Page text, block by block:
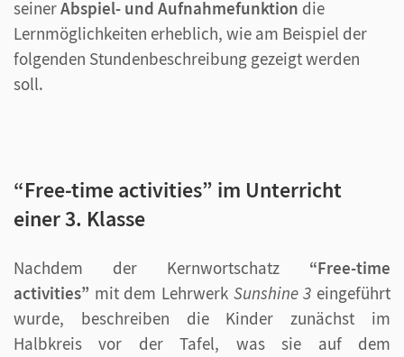
seinerAbspiel- und Aufnahmefunktion die
Lernmöglichkeiten erheblich, wie am Beispiel der
folgenden Stundenbeschreibung gezeigt werden
soll.
“Free-time activities” im Unterricht
einer 3. Klasse
Nachdem der Kernwortschatz “Free-time
activities” mit dem Lehrwerk Sunshine 3 eingeführt
wurde, beschreiben die Kinder zunächst im
Halbkreis vor der Tafel, was sie auf dem